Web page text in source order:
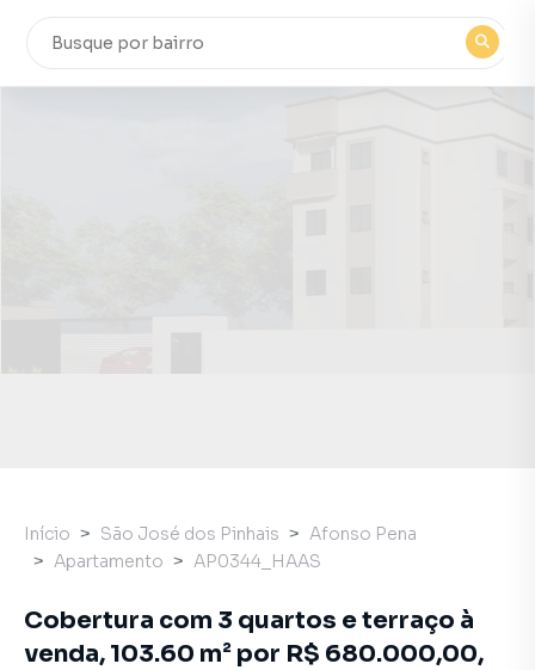
Início São José dos Pinhais
Afonso Pena
Apartamento
AP0344_HAAS
Cobertura com 3 quartos e terraço à
venda, 103.60 m² por R$ 680.000,00,